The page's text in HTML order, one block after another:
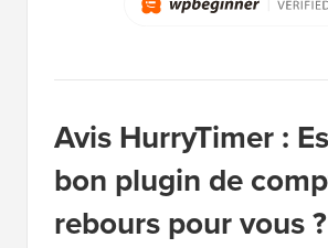
Avis HurryTimer :
bon plugin de
rebours pour vous ?